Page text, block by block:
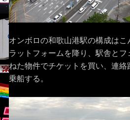
オンボロの和歌山港駅の構成は
ラットフォームを降り、駅舎と
ねた物件でチケットを買い、連絡
乗船する。